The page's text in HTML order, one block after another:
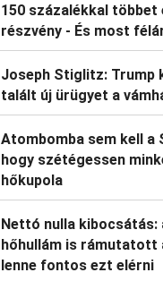
150 százalékkal többet
részvény - És most
Joseph Stiglitz: Trump
talált új ürügyet a
Atombomba sem kell a
hogy szétégessen
hőkupola
Nettó nulla kibocsátás:
hőhullám is rámutatott
lenne fontos ezt elérni